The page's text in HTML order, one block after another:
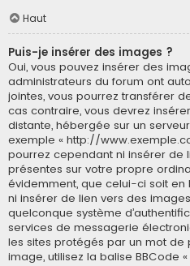
Haut
Puis-je insérer des images ?
Oui, vous pouvez insérer des
administrateurs du forum ont
jointes, vous pourrez transférer
cas contraire, vous devrez
distante, hébergée sur un
exemple « http://
pourrez cependant ni insérer de
présentes sur votre propre
évidemment, que celui-ci soit
ni insérer de lien vers des
quelconque système
services de messagerie
les sites protégés par un mot de
image, utilisez la balise BBCode